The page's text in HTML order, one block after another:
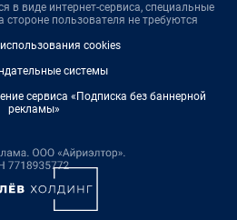
в виде интернет-сервиса, специальные
стороне пользователя не требуются
cookies
системы
сервиса «Подписка без баннерной
рекламы»